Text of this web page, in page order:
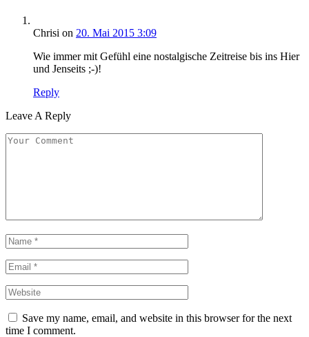
Chrisi on 20. Mai 2015 3:09
Wie immer mit Gefühl eine nostalgische Zeitreise bis ins Hier
und Jenseits ;-)!
Reply
Leave A Reply
Save my name, email, and website in this browser for the next
time I comment.